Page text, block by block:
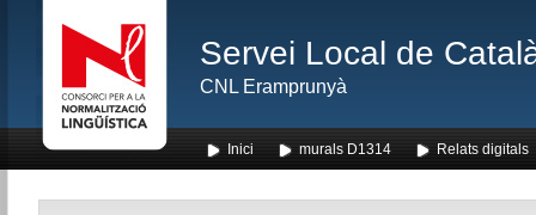
Servei Local de
CNL Eramprunyà
Inici murals D1314 Relats digitals